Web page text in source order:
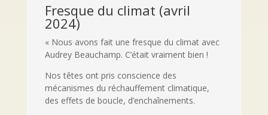
Fresque du climat (avril
2024)
« Nous avons fait une fresque du climat avec
Audrey Beauchamp. C’était vraiment bien !
Nos têtes ont pris conscience des
mécanismes du réchauffement climatique,
des effets de boucle, d’enchaînements.